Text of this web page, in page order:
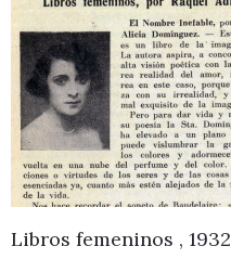
Libros femeninos , 1932